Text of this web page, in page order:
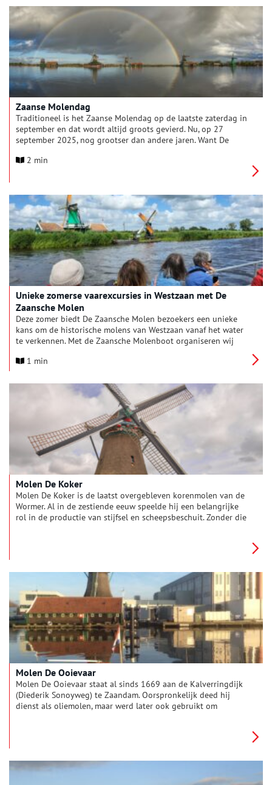
andere omstandigheden raakte de molen in verval. Gelukkig
werd De Bleeke Dood in 1950 aangekocht door Vereniging de
Zaansche Molen, die hem liet restaureren en weer geheel
bedrijfsvaardig maakte.
Zaanse Molendag
Traditioneel is het Zaanse Molendag op de laatste zaterdag in
september en dat wordt altijd groots gevierd. Nu, op 27
september 2025, nog grootser dan andere jaren. Want De
vieren met de hele Zaanstreek!
2 min
Unieke zomerse vaarexcursies in Westzaan met De
Zaansche Molen
Deze zomer biedt De Zaansche Molen bezoekers een unieke
kans om de historische molens van Westzaan vanaf het water
te verkennen. Met de Zaansche Molenboot organiseren wij
schilderachtige polderlandschap en langs drie iconische
kennis te maken met de rijke molengeschiedenis van de
1 min
Molen De Koker
Molen De Koker is de laatst overgebleven korenmolen van de
Wormer. Al in de zestiende eeuw speelde hij een belangrijke
rol in de productie van stijfsel en scheepsbeschuit. Zonder die
Molen De Ooievaar
Molen De Ooievaar staat al sinds 1669 aan de Kalverringdijk
(Diederik Sonoyweg) te Zaandam. Oorspronkelijk deed hij
dienst als oliemolen, maar werd later ook gebruikt om